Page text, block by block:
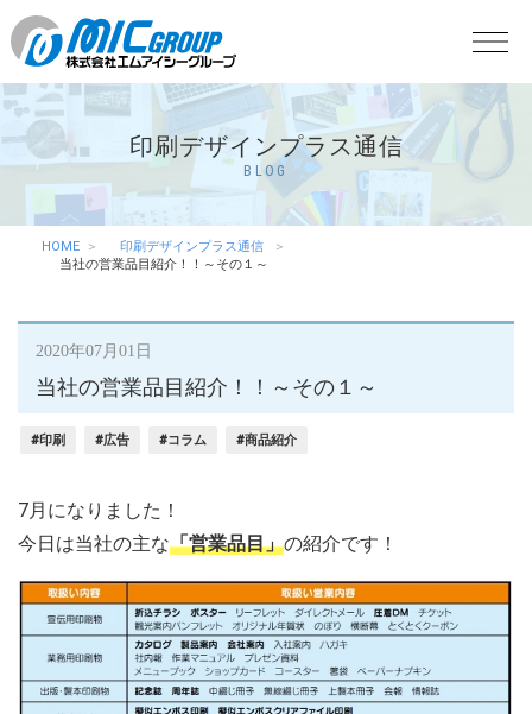
印刷デザインプラス通信
BLOG
HOME
印刷デザインプラス通信
当社の営業品目紹介！！～その１～
2020年07月01日
当社の営業品目紹介！！～その１～
#印刷 #広告 #コラム #商品紹介
7月になりました！
今日は当社の主な「営業品目」の紹介です！